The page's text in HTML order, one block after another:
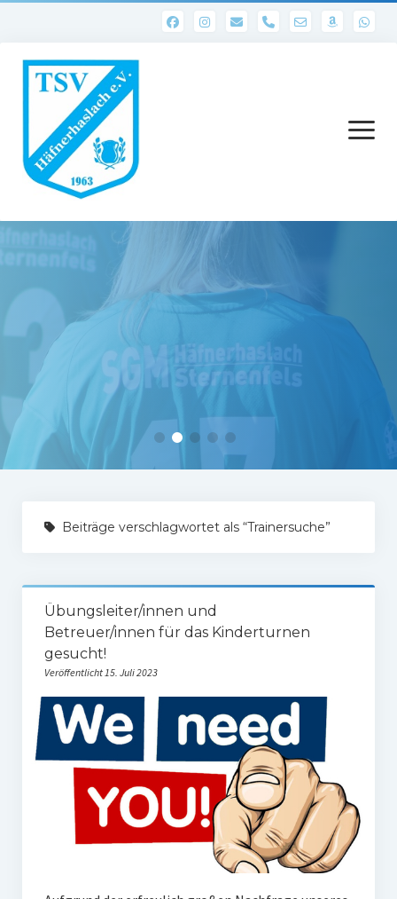
phone
Menü
öffnen
1. Mannschaft
Ergebnisse 1. Mannschaft
Tabelle 1.Mannschaft
Spielerstatistik 1. Mannschaft
Spielplan Kreisliga A3
Tabelle Damen
Spielplan Bezirksliga Damen
Kinderfussball
Ü30-Fussball
AH-Abteilung
Breitensport
Frauengymnastik
Beiträge verschlagwortet als “Trainersuche”
Übungsleiter/innen und
Betreuer/innen für das Kinderturnen
gesucht!
Veröffentlicht 15. Juli 2023